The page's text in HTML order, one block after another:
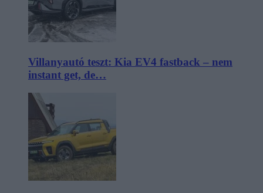
Villanyautó teszt: Kia EV4 fastback – nem
instant get, de…